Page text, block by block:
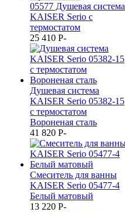
05577 Душевая система
KAISER Serio с
термостатом
25 410 P-
Душевая система
KAISER Serio 05382-15
с термостатом
Вороненая сталь
41 820 P-
Смеситель для ванны
KAISER Serio 05477-4
Белый матовый
13 220 P-